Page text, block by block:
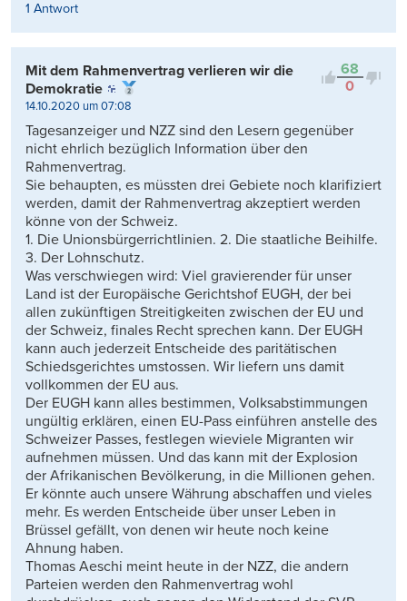
1 Antwort
68
0
Mit dem Rahmenvertrag verlieren wir die
Demokratie
14.10.2020 um 07:08
Tagesanzeiger und NZZ sind den Lesern gegenüber
nicht ehrlich bezüglich Information über den
Rahmenvertrag.
Sie behaupten, es müssten drei Gebiete noch klarifiziert
werden, damit der Rahmenvertrag akzeptiert werden
könne von der Schweiz.
1. Die Unionsbürgerrichtlinien. 2. Die staatliche Beihilfe.
3. Der Lohnschutz.
Was verschwiegen wird: Viel gravierender für unser
Land ist der Europäische Gerichtshof EUGH, der bei
allen zukünftigen Streitigkeiten zwischen der EU und
der Schweiz, finales Recht sprechen kann. Der EUGH
kann auch jederzeit Entscheide des paritätischen
Schiedsgerichtes umstossen. Wir liefern uns damit
vollkommen der EU aus.
Der EUGH kann alles bestimmen, Volksabstimmungen
ungültig erklären, einen EU-Pass einführen anstelle des
Schweizer Passes, festlegen wieviele Migranten wir
aufnehmen müssen. Und das kann mit der Explosion
der Afrikanischen Bevölkerung, in die Millionen gehen.
Er könnte auch unsere Währung abschaffen und vieles
mehr. Es werden Entscheide über unser Leben in
Brüssel gefällt, von denen wir heute noch keine
Ahnung haben.
Thomas Aeschi meint heute in der NZZ, die andern
Parteien werden den Rahmenvertrag wohl